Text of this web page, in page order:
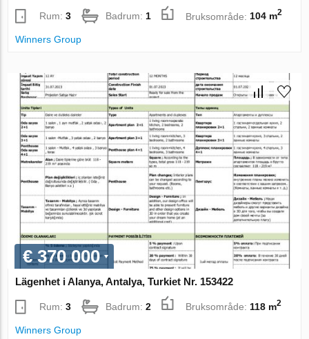
Rum:3 Badrum:1 Bruksområde:104 m2
Winners Group
€ 370 000
Lägenhet i Alanya, Antalya, Turkiet Nr. 153422
Rum:3 Badrum:2 Bruksområde: 118 m2
Winners Group